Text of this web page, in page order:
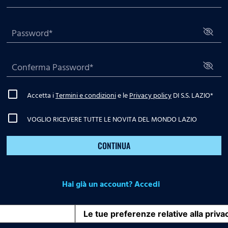
Accetta iTermini e condizionie lePrivacy policyDI S.S. LAZIO*
VOGLIO RICEVERE TUTTE LE NOVITA DEL MONDO LAZIO
CONTINUA
Hai già un account? Accedi
Le tue preferenze relative alla